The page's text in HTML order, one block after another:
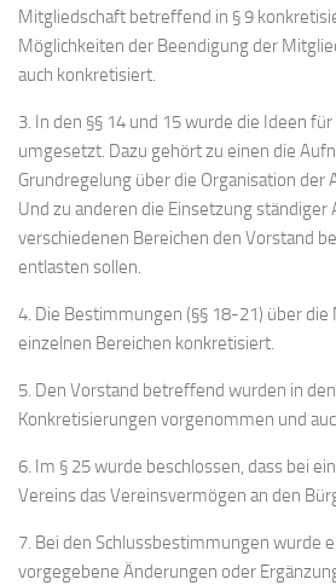
Mitgliedschaft betreffend in § 9
Möglichkeiten der Beendigung der
auch konkretisiert.
3. In den §§ 14 und 15 wurde die Ideen
umgesetzt. Dazu gehört zu einen die
Grundregelung über die Organisation der
Und zu anderen die Einsetzung ständiger
verschiedenen Bereichen den Vorstand
entlasten sollen.
4. Die Bestimmungen (§§ 18-21) über die
einzelnen Bereichen konkretisiert.
5. Den Vorstand betreffend wurden in
Konkretisierungen vorgenommen und
6. Im § 25 wurde beschlossen, dass bei
Vereins das Vereinsvermögen an den
7. Bei den Schlussbestimmungen wurde
vorgegebene Änderungen oder